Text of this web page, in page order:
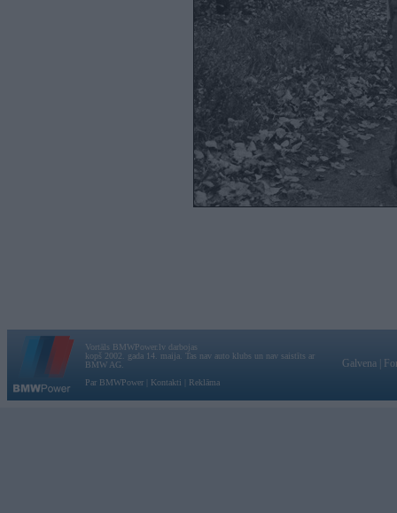
Vortāls BMWPower.lv darbojas
kopš 2002. gada 14. maija. Tas nav auto klubs un nav saistīts ar
BMW AG.
Par BMWPower
Kontakti Reklāma
Galvena